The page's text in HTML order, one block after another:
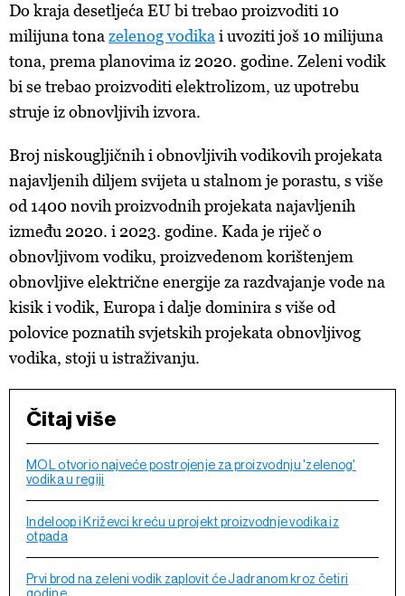
Do kraja desetljeća EU bi trebao proizvoditi 10
milijuna tona zelenog vodika i uvoziti još 10 milijuna
tona, prema planovima iz 2020. godine. Zeleni vodik
bi se trebao proizvoditi elektrolizom, uz upotrebu
struje iz obnovljivih izvora.
Broj niskougljičnih i obnovljivih vodikovih projekata
najavljenih diljem svijeta u stalnom je porastu, s više
od 1400 novih proizvodnih projekata najavljenih
između 2020. i 2023. godine. Kada je riječ o
obnovljivom vodiku, proizvedenom korištenjem
obnovljive električne energije za razdvajanje vode na
kisik i vodik, Europa i dalje dominira s više od
polovice poznatih svjetskih projekata obnovljivog
vodika, stoji u istraživanju.
Čitaj više
MOL otvorio najveće postrojenje za proizvodnju 'zelenog'
vodika u regiji
Indeloop i Križevci kreću u projekt proizvodnje vodika iz
otpada
Prvi brod na zeleni vodik zaplovit će Jadranom kroz četiri